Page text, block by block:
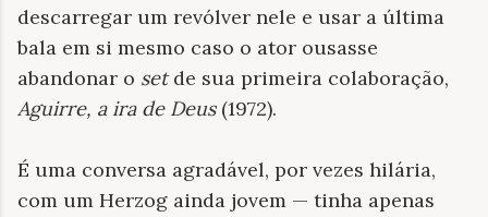
descarregar um revólver nele e usar a última
bala em si mesmo caso o ator ousasse
abandonar o setde sua primeira colaboração,
Aguirre, a ira de Deus(1972).
É uma conversa agradável, por vezes hilária,
com um Herzog ainda jovem — tinha apenas